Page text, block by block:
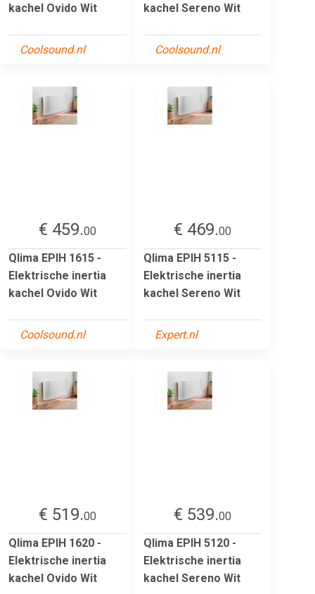
kachel Ovido Wit
Coolsound.nl
kachel Sereno Wit
Coolsound.nl
€ 459.00
Qlima EPIH 1615 -
Elektrische inertia
kachel Ovido Wit
Coolsound.nl
€ 469.00
Qlima EPIH 5115 -
Elektrische inertia
kachel Sereno Wit
Expert.nl
€ 519.00
Qlima EPIH 1620 -
Elektrische inertia
kachel Ovido Wit
€ 539.00
Qlima EPIH 5120 -
Elektrische inertia
kachel Sereno Wit